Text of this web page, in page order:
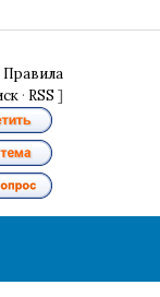
Правила
· RSS ]